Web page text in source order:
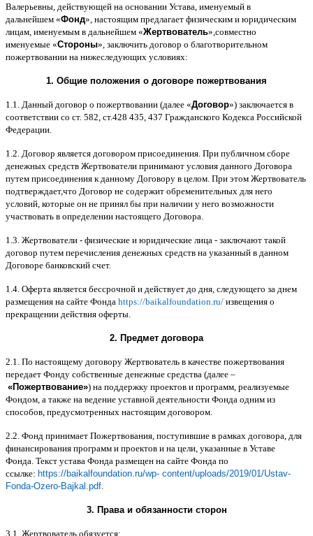
Валерьевны действующей на основании Устава именуемый в
дальнейшем «Фонд», настоящим предлагает физическим и юридическим
лицам именуемым в дальнейшем «Жертвователь», совместно
именуемые «Стороны», заключить договор o благотворительном
пожертвовании на нижеследующих условиях:
1. Общие положения o договоре пожертвования
1.1. Данный договор о пожертвовании (далее «Договор») заключается в
соответствии со ст. 582, ст.428 435, 437 Гражданского Кодекса Российской
Федерации
1.2. Договор является договором присоединения При публичном сборе
денежных средств Жертвователи принимают условия данного Договора
путем присоединения к данному Договору в целом При этом Жертвователь
подтверждает,что Договор не содержит обременительных для него
условий которые он не принял бы при наличии у него возможности
участвовать в определении настоящего Договора
1.3. Жертвователи - физические и юридические лица - заключают такой
договор путем перечисления денежных средств на указанный в данном
Договоре банковский счет.
1.4. Оферта является бессрочной и действует до дня следующего за днем
размещения на сайте Фонда https://baikalfoundation.ru/ извещения о
прекращении действия оферты
2. Предмет договора
2.1. По настоящему договору Жертвователь в качестве пожертвования
передает Фонду собственные денежные средства (далее –
«Пожертвование») на поддержку проектов и программ реализуемые
Фондом а также на ведение уставной деятельности Фонда одним из
способов предусмотренных настоящим договором
2.2. Фонд принимает Пожертвования поступившие в рамках договора для
финансирования программ и проектов и на цели указанные в Уставе
Фонда Текст устава Фонда размещен на сайте Фонда по
ссылке: https://baikalfoundation.ru/wp- content/uploads/2019/01/Ustav-
Fonda-Ozero-Bajkal.pdf
3. Права и обязанности сторон
3.1. Жертвователь обязуется: